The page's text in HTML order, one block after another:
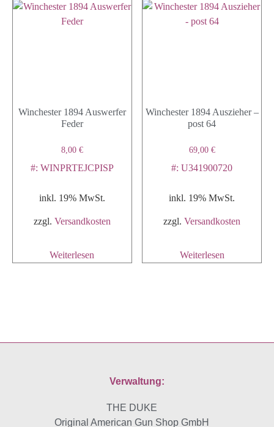
Winchester 1894 Auswerfer
Feder
8,00 €
#: WINPRTEJCPISP
inkl. 19% MwSt.
zzgl. Versandkosten
Weiterlesen
Winchester 1894 Auszieher –
post 64
69,00 €
#: U341900720
inkl. 19% MwSt.
zzgl.Versandkosten
Weiterlesen
Verwaltung:
THE DUKE
Original American Gun Shop GmbH